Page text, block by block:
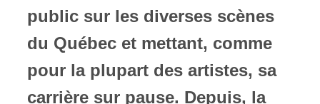
public sur les diverses scènes
du Québec et mettant, comme
pour la plupart des artistes, sa
carrière sur pause. Depuis, la